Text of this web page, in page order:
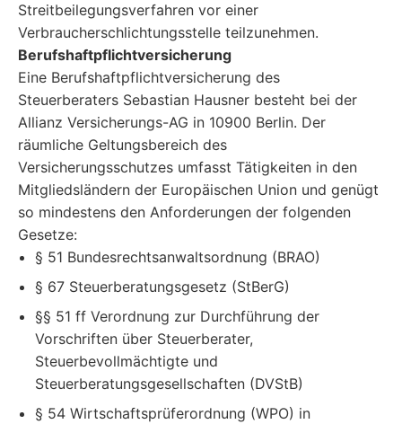
Streitbeilegungsverfahren vor einer
Verbraucherschlichtungsstelle teilzunehmen.
Berufshaftpflichtversicherung
Eine Berufshaftpflichtversicherung des
Steuerberaters Sebastian Hausner besteht bei der
Allianz Versicherungs-AG in 10900 Berlin. Der
räumliche Geltungsbereich des
Versicherungsschutzes umfasst Tätigkeiten in den
Mitgliedsländern der Europäischen Union und genügt
so mindestens den Anforderungen der folgenden
Gesetze:
§ 51 Bundesrechtsanwaltsordnung (BRAO)
§ 67 Steuerberatungsgesetz (StBerG)
§§ 51 ff Verordnung zur Durchführung der
Vorschriften über Steuerberater,
Steuerbevollmächtigte und
Steuerberatungsgesellschaften (DVStB)
§ 54 Wirtschaftsprüferordnung (WPO) in